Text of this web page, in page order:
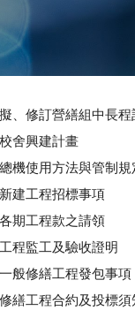
擬、修訂營繕組中長程
校舍興建計畫
總機使用方法與管制規
新建工程招標事項
各期工程款之請領
工程監工及驗收證明
一般修繕工程發包事項
修繕工程合約及投標須